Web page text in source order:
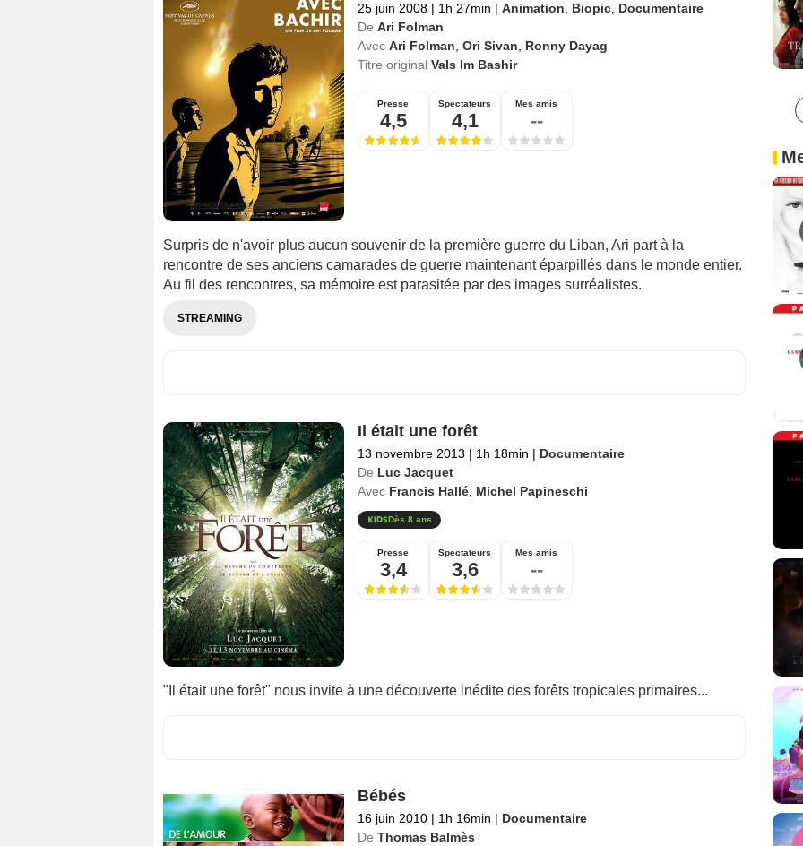
25 juin 2008 | 1h 27min | Animation Biopic, Documentaire
De Ari Folman
Avec Ari Folman Ori Sivan
Ronny Dayag
Titre original Vals Im Bashir
Presse
4,5
Spectateurs
4,1
Mes amis
--
Surpris de n'avoir plus aucun souvenir de la première guerre du Liban, Ari part à la
rencontre de ses anciens camarades de guerre maintenant éparpillés dans le monde entier.
Au fil des rencontres, sa mémoire est parasitée par des images surréalistes.
STREAMING
Il était une forêt
13 novembre 2013 | 1h 18min | Documentaire
De Luc Jacquet
Avec Francis Hallé, Michel Papineschi
Dès 8 ans
Presse
3,4
Spectateurs
3,6
Mes amis
--
"Il était une forêt" nous invite à une découverte inédite des forêts tropicales primaires...
Bébés
16 juin 2010 | 1h 16min | Documentaire
De Thomas Balmès